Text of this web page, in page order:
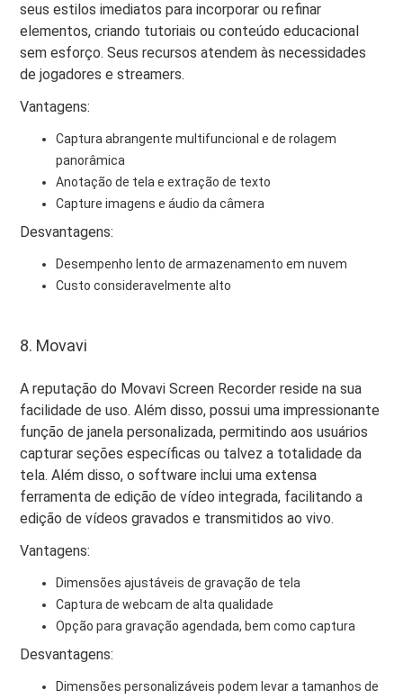
seus estilos imediatos para incorporar ou refinar
elementos, criando tutoriais ou conteúdo educacional
sem esforço. Seus recursos atendem às necessidades
de jogadores e streamers.
Vantagens:
Captura abrangente multifuncional e de rolagem
panorâmica
Anotação de tela e extração de texto
Capture imagens e áudio da câmera
Desvantagens:
Desempenho lento de armazenamento em nuvem
Custo consideravelmente alto
8. Movavi
A reputação do Movavi Screen Recorder reside na sua
facilidade de uso. Além disso, possui uma impressionante
função de janela personalizada, permitindo aos usuários
capturar seções específicas ou talvez a totalidade da
tela. Além disso, o software inclui uma extensa
ferramenta de edição de vídeo integrada, facilitando a
edição de vídeos gravados e transmitidos ao vivo.
Vantagens:
Dimensões ajustáveis ​​de gravação de tela
Captura de webcam de alta qualidade
Opção para gravação agendada, bem como captura
Desvantagens:
Dimensões personalizáveis ​​podem levar a tamanhos de